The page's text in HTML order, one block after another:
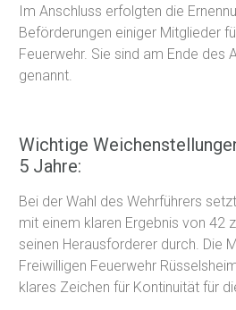
Im Anschluss erfolgten die
Beförderungen einiger Mitglieder
Feuerwehr. Sie sind am Ende des
genannt.
Wichtige
5 Jahre:
Bei der Wahl des Wehrführers
mit einem klaren Ergebnis von 42
seinen Herausforderer durch. Die
Freiwilligen Feuerwehr
klares Zeichen für Kontinuität für